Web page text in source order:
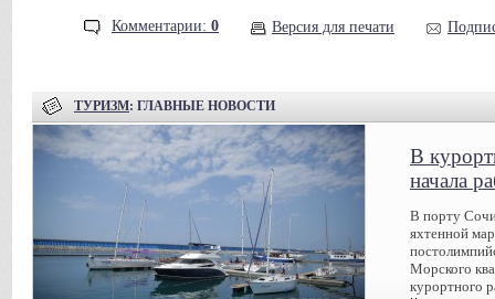
Комментарии: 0 Версия для печати
ТУРИЗМ: ГЛАВНЫЕ НОВОСТИ
В
начала
В порту
яхтенной
Морского
курортного